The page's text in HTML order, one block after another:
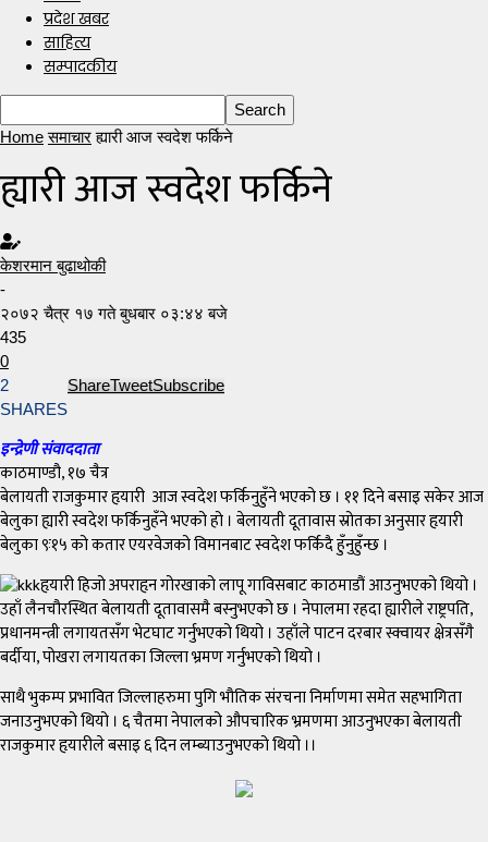
प्रदेश खबर
साहित्य
सम्पादकीय
Home समाचार ह्यारी आज स्वदेश फर्किने
ह्यारी आज स्वदेश फर्किने
केशरमान बुढाथोकी
-
२०७२ चैत्र १७ गते बुधबार ०३:४४ बजे
435
0
2
SHARES
ShareTweetSubscribe
इन्द्रेणी संवाददाता
काठमाण्डौ, १७ चैत्र
बेलायती राजकुमार हृयारी आज स्वदेश फर्किनुहुँने भएको छ । ११ दिने बसाइ सकेर आज
बेलुका ह्यारी स्वदेश फर्किनुहँने भएको हो । बेलायती दूतावास स्रोतका अनुसार हृयारी
बेलुका ९ः१५ को कतार एयरवेजको विमानबाट स्वदेश फर्किदै हुँनुहुँन्छ ।
हृयारी हिजो अपराहृन गोरखाको लापू गाविसबाट काठमाडौं आउनुभएको थियो ।
उहाँ लैनचौरस्थित बेलायती दूतावासमै बस्नुभएको छ । नेपालमा रहदा ह्यारीले राष्ट्रपति,
प्रधानमन्त्री लगायतसँग भेटघाट गर्नुभएको थियो । उहाँले पाटन दरबार स्क्वायर क्षेत्रसँगै
बर्दीया, पोखरा लगायतका जिल्ला भ्रमण गर्नुभएको थियो ।
साथै भुकम्प प्रभावित जिल्लाहरुमा पुगि भौतिक संरचना निर्माणमा समेत सहभागिता
जनाउनुभएको थियो । ६ चैतमा नेपालको औपचारिक भ्रमणमा आउनुभएका बेलायती
राजकुमार हृयारीले बसाइ ६ दिन लम्ब्याउनुभएको थियो ।।